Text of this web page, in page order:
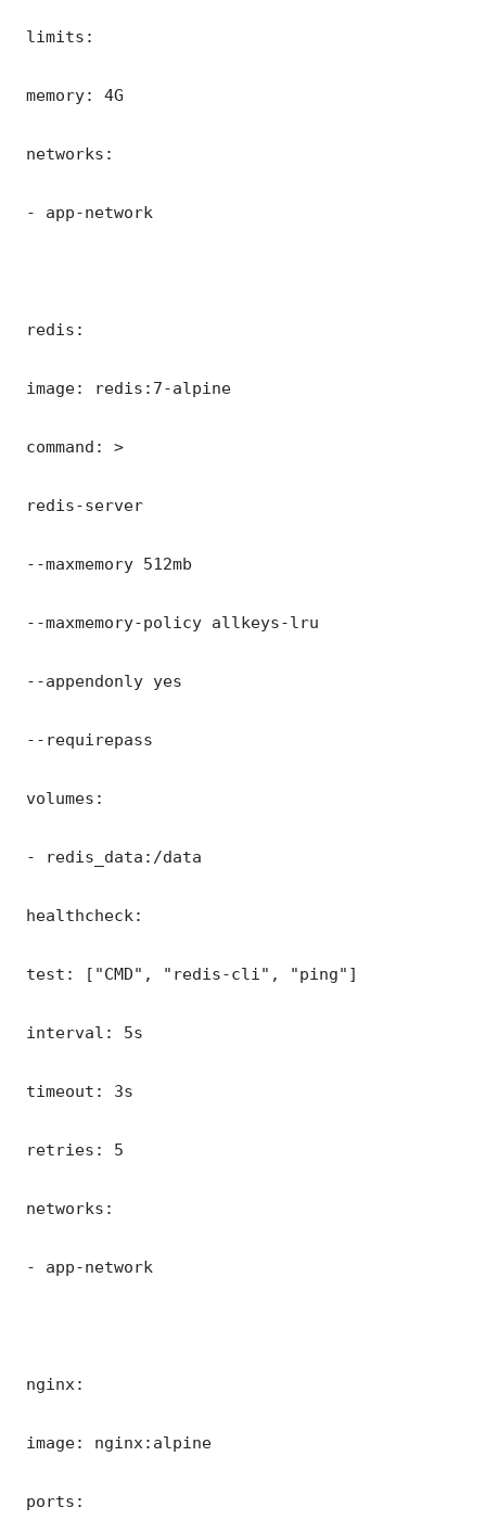
limits:
memory: 4G
networks:
- app-network
redis:
image: redis:7-alpine
command: >
redis-server
--maxmemory 512mb
--maxmemory-policy allkeys-lru
--appendonly yes
--requirepass
volumes:
- redis_data:/data
healthcheck:
test: ["CMD", "redis-cli", "ping"]
interval: 5s
timeout: 3s
retries: 5
networks:
- app-network
nginx:
image: nginx:alpine
ports: